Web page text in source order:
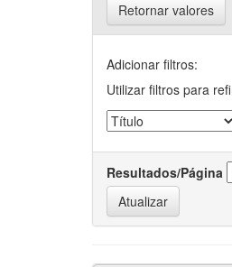
Retornar valores
Adicionar filtros:
Utilizar filtros para
Resultados/Página